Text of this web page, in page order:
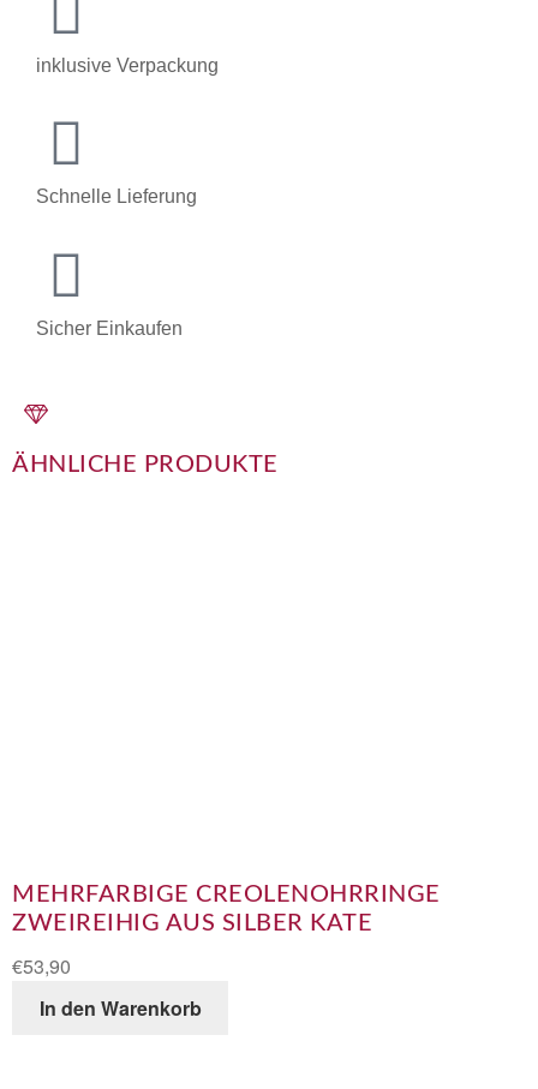
inklusive Verpackung
Schnelle Lieferung
Sicher Einkaufen
ÄHNLICHE PRODUKTE
MEHRFARBIGE CREOLENOHRRINGE
ZWEIREIHIG AUS SILBER KATE
€53,90
In den Warenkorb